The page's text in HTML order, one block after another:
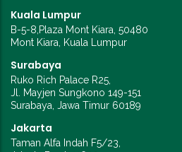
Kuala Lumpur
B-5-8,Plaza Mont Kiara, 50480
Mont Kiara, Kuala Lumpur
Surabaya
Ruko Rich Palace R25,
Jl. Mayjen Sungkono 149-151
Surabaya, Jawa Timur 60189
Jakarta
Taman Alfa Indah F5/23,